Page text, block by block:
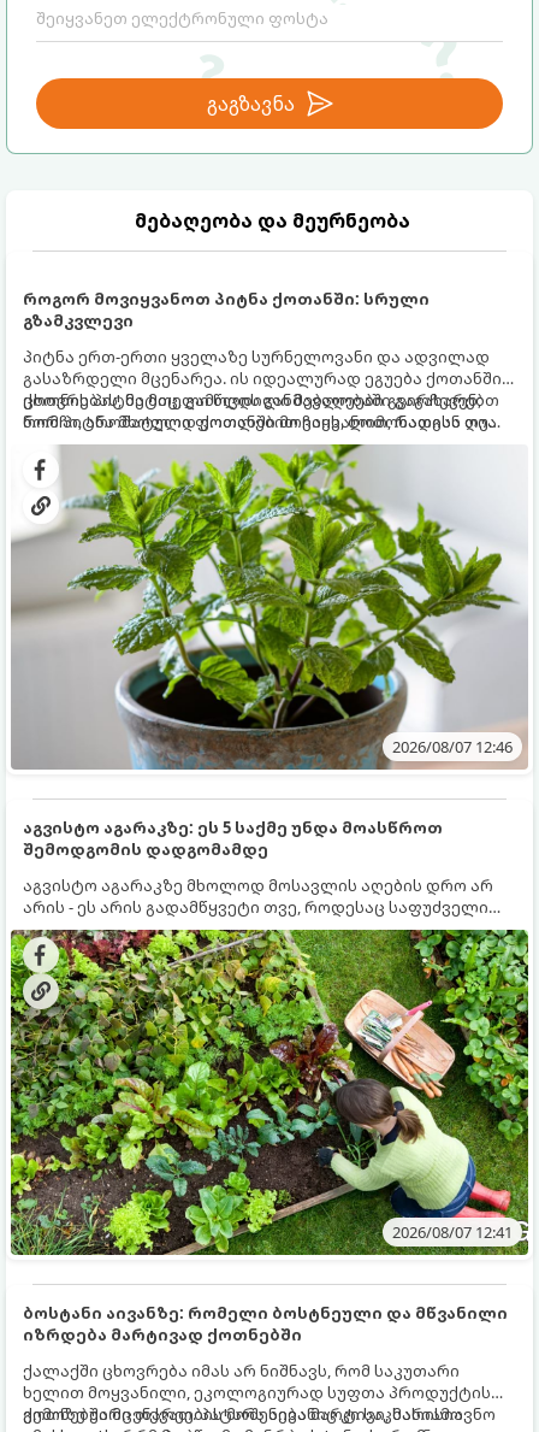
გაგზავნა
მებაღეობა და მეურნეობა
როგორ მოვიყვანოთ პიტნა ქოთანში: სრული
გზამკვლევი
პიტნა ერთ-ერთი ყველაზე სურნელოვანი და ადვილად
გასაზრდელი მცენარეა. ის იდეალურად ეგუება ქოთანში
ცხოვრებას, მეტიც, გამოცდილი მებაღეები გვირჩევენ,
რომ პიტნა მხოლოდ ქოთანში მოვიყვანოთ, რადგან ღია
გრუნტში (ბაღში) დარგვისას ის ფესვებით ძალიან
სწრაფად ვრცელდება და სხვა მცენარეებს ავიწროებს.
ქოთნის პიტნა მთელი წლის განმავლობაში გაგახარებთ
ნორჩი, არომატული ფოთლებით ჩაის, ლიმონათისა თუ
კერძებისთვის.
2026/08/07 12:46
აგვისტო აგარაკზე: ეს 5 საქმე უნდა მოასწროთ
შემოდგომის დადგომამდე
აგვისტო აგარაკზე მხოლოდ მოსავლის აღების დრო არ
არის - ეს არის გადამწყვეტი თვე, როდესაც საფუძველი
ეყრება მომავალი წლის მოსავალს და ბაღი მზადდება
შემოდგომა-ზამთრის სეზონისთვის. იმისათვის, რომ
ნიადაგმა ენერგია აღიდგინოს, ხოლო მცენარეებმა
ზამთარს გაუძლონ, აგვისტოს ბოლომდე 5
მნიშვნელოვანი საქმის გაკეთება უნდა მოასწროთ:
2026/08/07 12:41
ბოსტანი აივანზე: რომელი ბოსტნეული და მწვანილი
იზრდება მარტივად ქოთნებში
ქალაქში ცხოვრება იმას არ ნიშნავს, რომ საკუთარი
ხელით მოყვანილი, ეკოლოგიურად სუფთა პროდუქტის
გემოზე უარი თქვათ. პატარა აივანიც კი საკმარისია
ქოთნებში მცენარეების მოშენება მარტივი, სასიამოვნო